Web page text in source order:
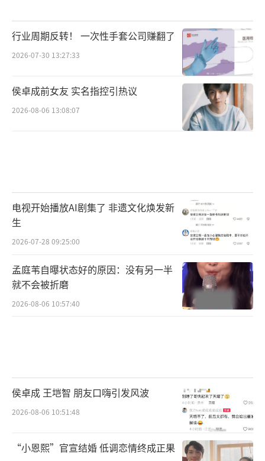
行业周期反转！ 一次性手套公司赚翻了
2026-07-30 13:27:33
侯卓成前女友 实名指控引热议
2026-08-06 13:08:07
电视开始播放AI剧集了 非遗文化焕发新
生
2026-07-28 09:25:00
孟庭苇自曝状态好的原因：没有另一半
就不会被折磨
2026-08-06 10:57:40
侯卓成 王垲智 朋友口嗨引发风波
2026-08-06 10:51:48
“小恩熙”官宣结婚 低调恋情终成正果